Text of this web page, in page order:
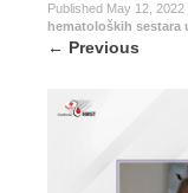
Published May 12, 2022
hematoloških sestara
← Previous